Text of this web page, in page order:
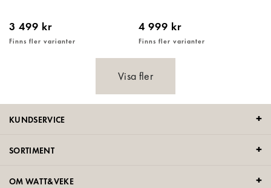
3 499 kr
Finns fler varianter
4 999 kr
Finns fler varianter
Visa fler
KUNDSERVICE
SORTIMENT
OM WATT&VEKE